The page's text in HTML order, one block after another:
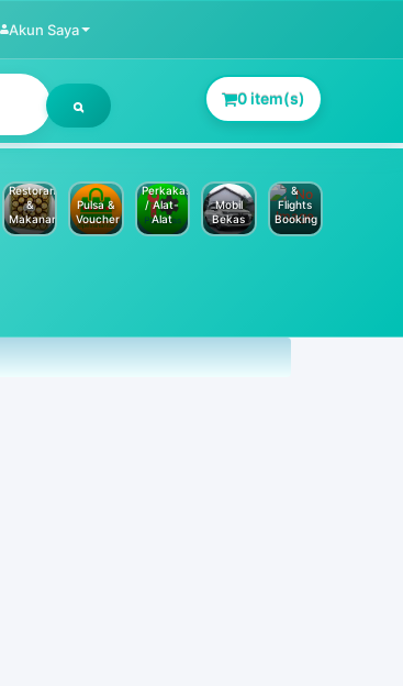
Akun Saya
0 item(s)
Restoran
&
Makanan
Pulsa &
Voucher
Perkakas
/ Alat-
Alat
Mobil
Bekas
&
Flights
Booking